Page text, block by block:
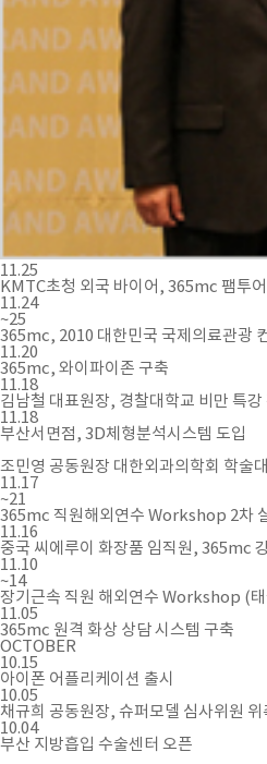
11.25
KMTC초청 외국 바이어, 365mc 팸투어
11.24
~25
365mc, 2010 대한민국 국제의료관광
11.20
365mc, 와이파이존 구축
11.18
김남철 대표원장, 경찰대학교 비만 특강
11.18
부산서면점, 3D체형분석시스템 도입
조민영 공동원장 대한외과의학회 학술
11.17
~21
365mc 직원해외연수 Workshop 2차
11.16
중국 씨에루이 화장품 임직원, 365mc
11.10
~14
장기근속 직원 해외연수 Workshop (
11.05
365mc 원격 화상 상담 시스템 구축
OCTOBER
10.15
아이폰 어플리케이션 출시
10.05
채규희 공동원장, 슈퍼모델 심사위원 위
10.04
부산 지방흡입 수술센터 오픈